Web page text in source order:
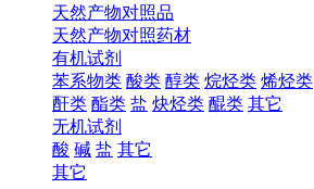
天然产物对照品
天然产物对照药材
有机试剂
苯系物类 酸类 醇类 烷烃类 烯烃类
酐类 酯类 盐 炔烃类 醌类 其它
无机试剂
酸 碱 盐 其它
其它